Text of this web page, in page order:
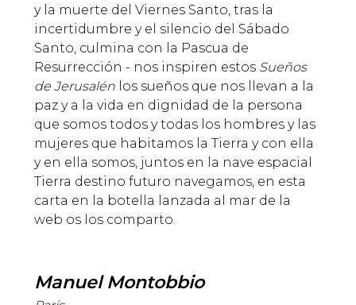
y la muerte del Viernes Santo, tras la
incertidumbre y el silencio del Sábado
Santo, culmina con la Pascua de
Resurrección - nos inspiren estos Sueños
de Jerusalénlos sueños que nos llevan a la
paz y a la vida en dignidad de la persona
que somos todos y todas los hombres y las
mujeres que habitamos la Tierra y con ella
y en ella somos, juntos en la nave espacial
Tierra destino futuro navegamos, en esta
carta en la botella lanzada al mar de la
web os los comparto.
Manuel Montobbio